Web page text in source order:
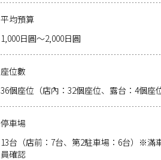
平均預算
1,000日圓～2,000日圓
座位數
36個座位（店內：32個座位、露台：4個座位
停車場
13台（店前：7台、第2駐車場：6台）※滿
員確認